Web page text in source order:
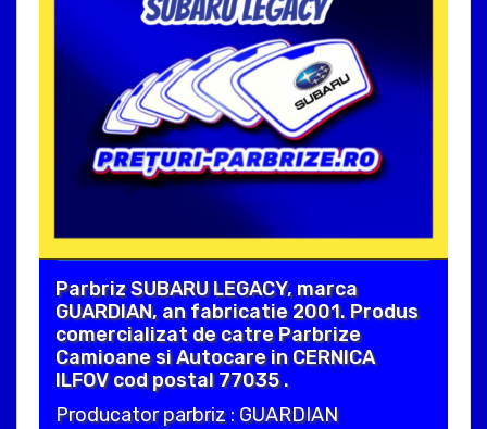
Parbriz SUBARU LEGACY, marca
GUARDIAN, an fabricatie 2001. Produs
comercializat de catre Parbrize
Camioane si Autocare in CERNICA
ILFOV cod postal 77035 .
Producator parbriz : GUARDIAN